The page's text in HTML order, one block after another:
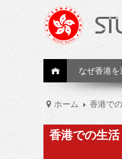
なぜ香港を
ホーム
香港で
香港での生活